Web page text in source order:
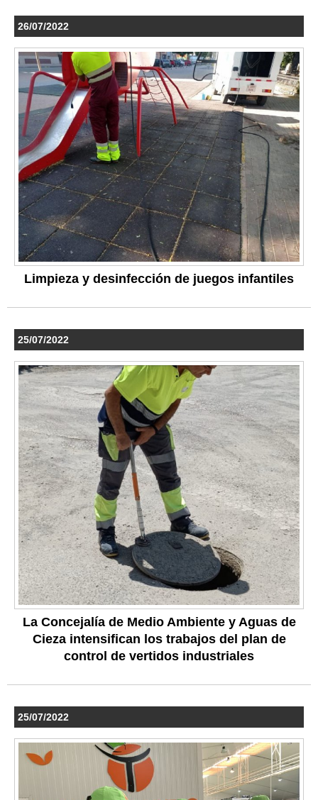
26/07/2022
Limpieza y desinfección de juegos infantiles
25/07/2022
La Concejalía de Medio Ambiente y Aguas de
Cieza intensifican los trabajos del plan de
control de vertidos industriales
25/07/2022